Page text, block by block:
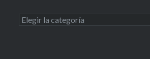
Categorías